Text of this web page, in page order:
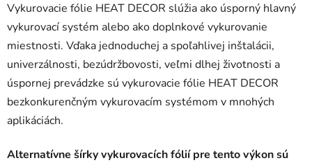
Vykurovacie fólie HEAT DECOR slúžia ako úsporný hlavný
vykurovací systém alebo ako doplnkové vykurovanie
miestnosti. Vďaka jednoduchej a spoľahlivej inštalácii,
univerzálnosti, bezúdržbovosti, veľmi dlhej životnosti a
úspornej prevádzke sú vykurovacie fólie HEAT DECOR
bezkonkurenčným vykurovacím systémom v mnohých
aplikáciách.
Alternatívne šírky vykurovacích fólií pre tento výkon sú